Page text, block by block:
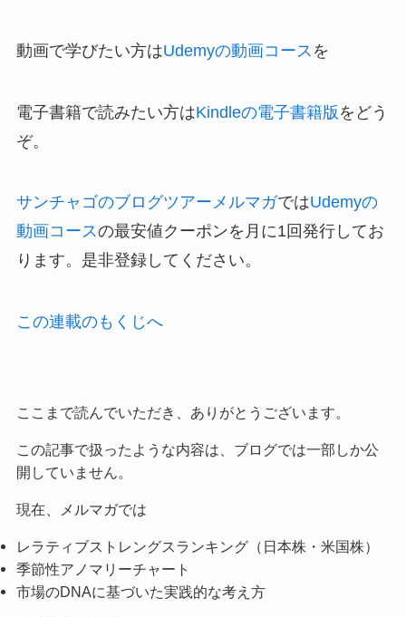
動画で学びたい方はUdemyの動画コース を
電子書籍で読みたい方はKindleの電子書籍版 をどう
ぞ。
サンチャゴのブログツアーメルマガではUdemyの
動画コースの最安値クーポンを月に1回発行してお
ります。是非登録してください。
この連載のもくじへ
ここまで読んでいただき、ありがとうございます。
この記事で扱ったような内容は、ブログでは一部しか公
開していません。
現在、メルマガでは
レラティブストレングスランキング（日本株・米国株）
季節性アノマリーチャート
市場のDNAに基づいた実践的な考え方